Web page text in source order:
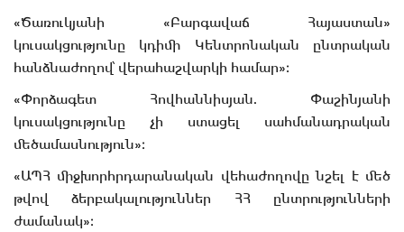
«Ծառուկյանի «Բարգավաճ Հայաստան»
կուսակցությունը կդիմի Կենտրոնական ընտրական
հանձնաժողով՝ վերահաշվարկի համար»։
«Փորձագետ Հովհաննիսյան. Փաշինյանի
կուսակցությունը չի ստացել սահմանադրական
մեծամասնություն»։
«ԱՊՀ միջխորհրդարանական վեհաժողովը նշել է մեծ
թվով ձերբակալություններ ՀՀ ընտրությունների
ժամանակ»։